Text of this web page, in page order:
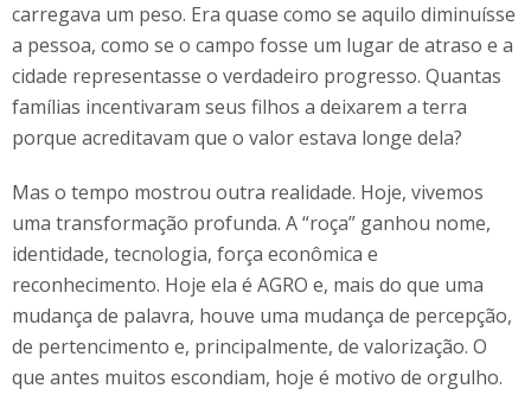
carregava um peso. Era quase como se aquilo diminuísse
a pessoa, como se o campo fosse um lugar de atraso e a
cidade representasse o verdadeiro progresso. Quantas
famílias incentivaram seus filhos a deixarem a terra
porque acreditavam que o valor estava longe dela?
Mas o tempo mostrou outra realidade. Hoje, vivemos
uma transformação profunda. A “roça” ganhou nome,
identidade, tecnologia, força econômica e
reconhecimento. Hoje ela é AGRO e, mais do que uma
mudança de palavra, houve uma mudança de percepção,
de pertencimento e, principalmente, de valorização. O
que antes muitos escondiam, hoje é motivo de orgulho.